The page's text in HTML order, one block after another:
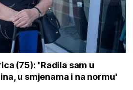
(75): 'Radila sam u
u smjenama i na normu'